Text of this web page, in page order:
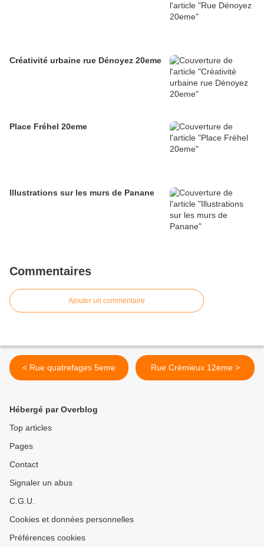
Créativité urbaine rue Dénoyez 20eme
Place Fréhel 20eme
Illustrations sur les murs de Panane
Commentaires
Ajouter un commentaire
< Rue quatrefages 5eme Rue Crémieux 12eme >
Hébergé par Overblog
Top articles
Pages
Contact
Signaler un abus
C.G.U.
Cookies et données personnelles
Préférences cookies